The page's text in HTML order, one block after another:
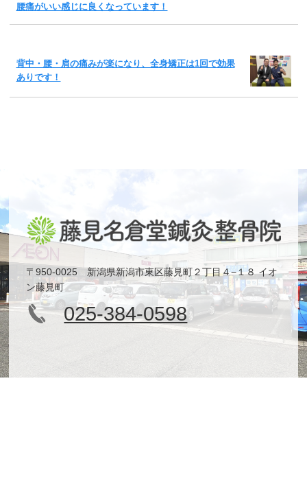
腰痛がいい感じに良くなっています！
背中・腰・肩の痛みが楽になり、全身矯正は1回で効果
ありです！
〒950-0025 新潟県新潟市東区藤見町２丁目４−１８ イオ
ン藤見町
025-384-0598